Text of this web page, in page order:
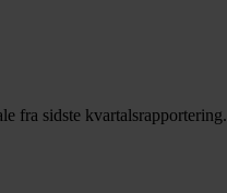
fra sidste kvartalsrapportering.